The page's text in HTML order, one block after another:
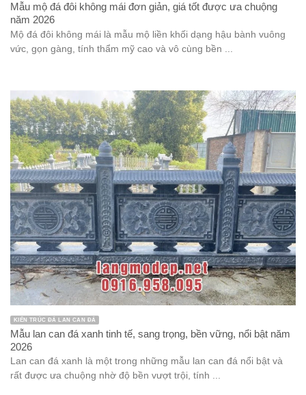
Mẫu mộ đá đôi không mái đơn giản, giá tốt được ưa chuộng
năm 2026
Mộ đá đôi không mái là mẫu mộ liền khối dạng hậu bành vuông
vức, gọn gàng, tính thẩm mỹ cao và vô cùng bền ...
KIẾN TRÚC ĐÁ LAN CAN ĐÁ
Mẫu lan can đá xanh tinh tế, sang trọng, bền vững, nổi bật năm
2026
Lan can đá xanh là một trong những mẫu lan can đá nổi bật và
rất được ưa chuộng nhờ độ bền vượt trội, tính ...